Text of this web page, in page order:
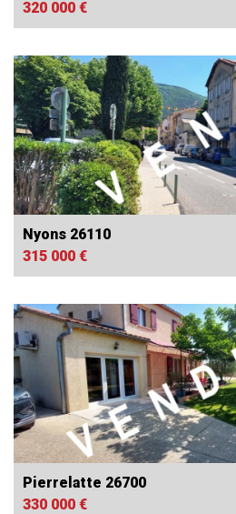
320 000 €
Nyons 26110
315 000 €
Pierrelatte 26700
330 000 €